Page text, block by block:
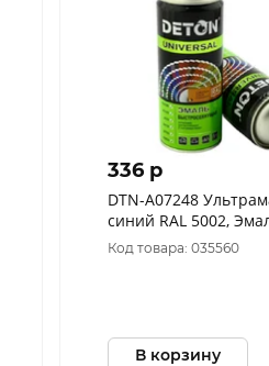
336 p
DTN-A07248
синий RAL 5002,
акриловая "Deton
Код товара: 035560
В корзину